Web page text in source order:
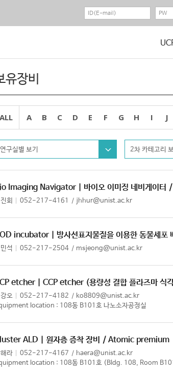
유장비
ALL A B C D E F G H I J
연구실별 보기 2차 카테고리 보
Imaging Navigator | 바이오 이미징 네비게이터
회 052-217-4161 jhhur@unist.ac.kr
incubator | 방사선표지물질을 이용한 동물세포
석 052-217-2504 msjeong@unist.ac.kr
etcher | CCP etcher (용량성 결합 플라즈마 식
오 052-217-4182
ko8809@unist.ac.kr
location : 108동 B101호 나노소자공정실
ALD | 원자층 증착 장비 / Atomic premium
라 052-217-4167
haera@unist.ac.kr
location : 108동 B101호 (Bldg. 108, Room